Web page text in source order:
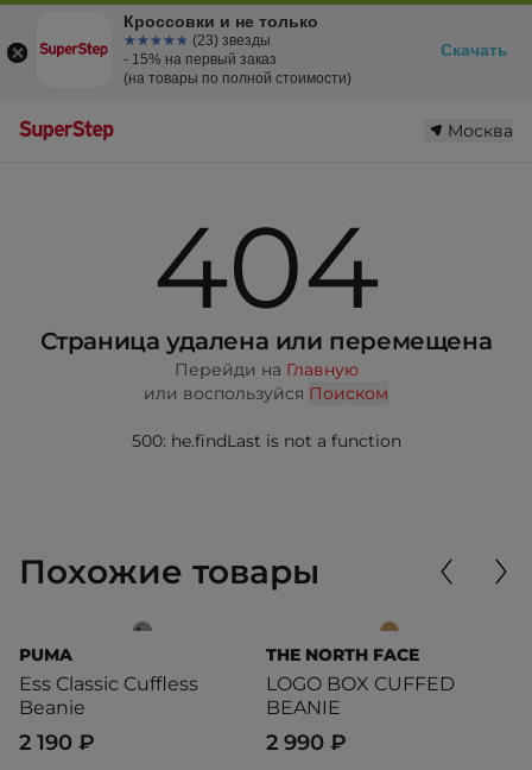
Москва
404
Страница удалена или перемещена
Перейди на Главную
или воспользуйся Поиском
500: he.findLast is not a function
Похожие товары
PUMA
Ess Classic Cuffless
Beanie
2 190 ₽
THE NORTH FACE
LOGO BOX CUFFED
BEANIE
2 990 ₽
Кроссовки и не только
☆☆☆☆☆
★★★★★ (23) звезды
- 15% на первый заказ
(на товары по полной стоимости)
Скачать